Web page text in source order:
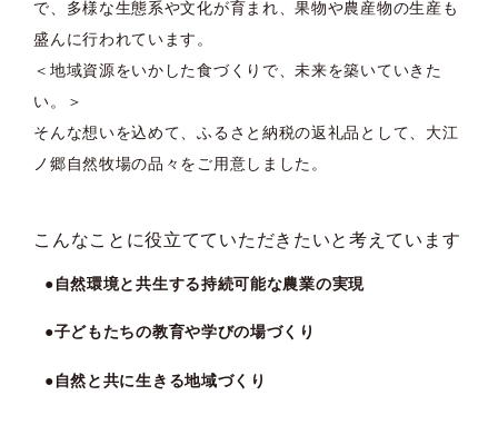
で、多様な生態系や文化が育まれ、果物や農産物の生産も
盛んに行われています。
＜地域資源をいかした食づくりで、未来を築いていきた
い。＞
そんな想いを込めて、ふるさと納税の返礼品として、大江
ノ郷自然牧場の品々をご用意しました。
こんなことに役立てていただきたいと考えています
●自然環境と共生する持続可能な農業の実現
●子どもたちの教育や学びの場づくり
●自然と共に生きる地域づくり